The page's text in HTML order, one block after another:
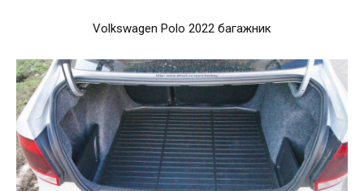
Volkswagen Polo 2022 багажник